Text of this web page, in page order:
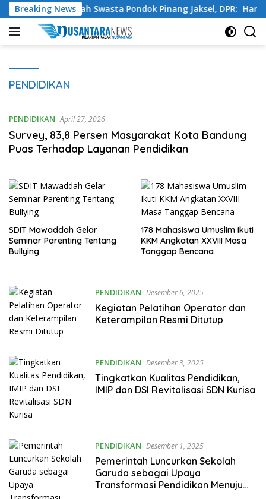
Langsung
ke
konten
Breaking News
di Sekolah Swasta Pondok Pinang Jaksel, DPR: Harus
PENDIDIKAN
PENDIDIKAN April 27, 2026
Survey, 83,8 Persen Masyarakat Kota Bandung
Puas Terhadap Layanan Pendidikan
SDIT Mawaddah Gelar
Seminar Parenting Tentang
Bullying
178 Mahasiswa Umuslim Ikuti
KKM Angkatan XXVIII Masa
Tanggap Bencana
PENDIDIKAN Desember 6, 2025
Kegiatan Pelatihan Operator dan
Keterampilan Resmi Ditutup
PENDIDIKAN Desember 3, 2025
Tingkatkan Kualitas Pendidikan,
IMIP dan DSI Revitalisasi SDN Kurisa
PENDIDIKAN Desember 1, 2025
Pemerintah Luncurkan Sekolah
Garuda sebagai Upaya
Transformasi Pendidikan Menuju